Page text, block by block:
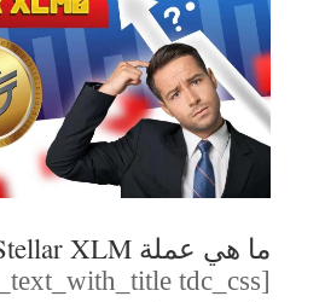
ما هي عملة Stellar XLM؟